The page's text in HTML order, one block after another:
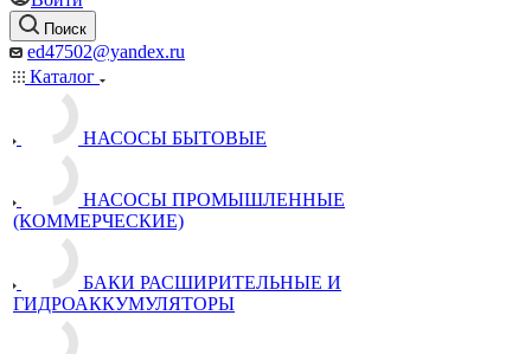
Поиск
ed47502@yandex.ru
Каталог
НАСОСЫ БЫТОВЫЕ
НАСОСЫ ПРОМЫШЛЕННЫЕ
(КОММЕРЧЕСКИЕ)
БАКИ РАСШИРИТЕЛЬНЫЕ И
ГИДРОАККУМУЛЯТОРЫ